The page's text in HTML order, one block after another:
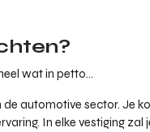
wat in petto…
de automotive sector. Je
In elke vestiging zal